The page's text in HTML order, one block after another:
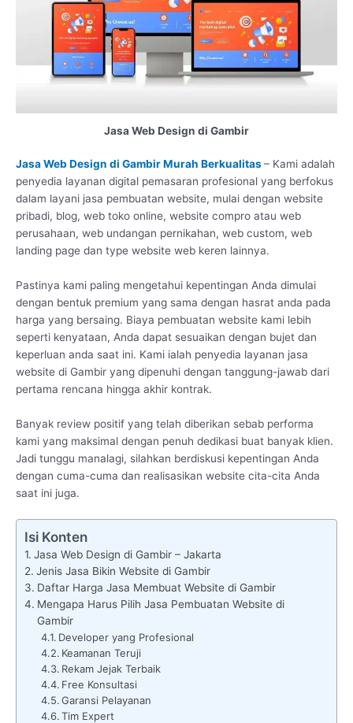
Jasa Web Design di Gambir
Jasa Web Design di Gambir Murah Berkualitas– Kami adalah
penyedia layanan digital pemasaran profesional yang berfokus
dalam layani jasa pembuatan website, mulai dengan website
pribadi, blog, web toko online, website compro atau web
perusahaan, web undangan pernikahan, web custom, web
landing page dan type website web keren lainnya.
Pastinya kami paling mengetahui kepentingan Anda dimulai
dengan bentuk premium yang sama dengan hasrat anda pada
harga yang bersaing. Biaya pembuatan website kami lebih
seperti kenyataan, Anda dapat sesuaikan dengan bujet dan
keperluan anda saat ini. Kami ialah penyedia layanan jasa
website di Gambir yang dipenuhi dengan tanggung-jawab dari
pertama rencana hingga akhir kontrak.
Banyak review positif yang telah diberikan sebab performa
kami yang maksimal dengan penuh dedikasi buat banyak klien.
Jadi tunggu manalagi, silahkan berdiskusi kepentingan Anda
dengan cuma-cuma dan realisasikan website cita-cita Anda
saat ini juga.
Isi Konten
Jasa Web Design di Gambir – Jakarta
Jenis Jasa Bikin Website di Gambir
Daftar Harga Jasa Membuat Website di Gambir
Mengapa Harus Pilih Jasa Pembuatan Website di
Gambir
Developer yang Profesional
Keamanan Teruji
Rekam Jejak Terbaik
Free Konsultasi
Garansi Pelayanan
Tim Expert